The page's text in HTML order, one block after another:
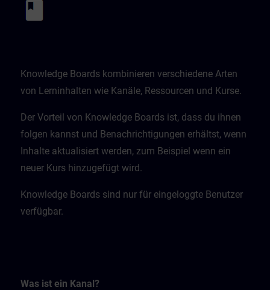
Knowledge Boards kombinieren verschiedene Arten
von Lerninhalten wie Kanäle, Ressourcen und Kurse.
Der Vorteil von Knowledge Boards ist, dass du ihnen
folgen kannst und Benachrichtigungen erhältst, wenn
Inhalte aktualisiert werden, zum Beispiel wenn ein
neuer Kurs hinzugefügt wird.
Knowledge Boards sind nur für eingeloggte Benutzer
verfügbar.
Was ist ein Kanal?